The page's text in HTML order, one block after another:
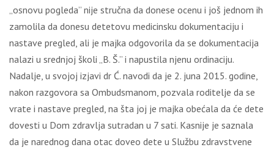
„osnovu pogleda” nije stručna da donese ocenu i još jednom ih
zamolila da donesu detetovu medicinsku dokumentaciju i
nastave pregled, ali je majka odgovorila da se dokumentacija
nalazi u srednjoj školi „B. Š.” i napustila njenu ordinaciju.
Nadalje, u svojoj izjavi dr Ć. navodi da je 2. juna 2015. godine,
nakon razgovora sa Ombudsmanom, pozvala roditelje da se
vrate i nastave pregled, na šta joj je majka obećala da će dete
dovesti u Dom zdravlja sutradan u 7 sati. Kasnije je saznala
da je narednog dana otac doveo dete u Službu zdravstvene